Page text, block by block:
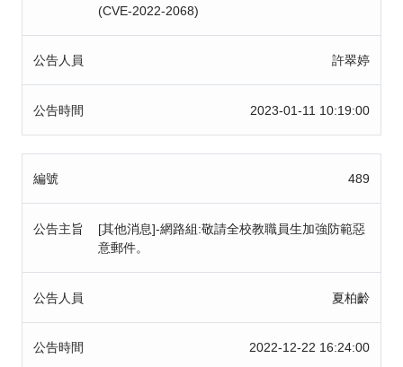
(CVE-2022-2068)
公告人員 許翠婷
公告時間 2023-01-11 10:19:00
編號 489
公告主旨
[其他消息]-網路組:敬請全校教職員生加強防範惡
意郵件。
公告人員 夏柏齡
公告時間 2022-12-22 16:24:00